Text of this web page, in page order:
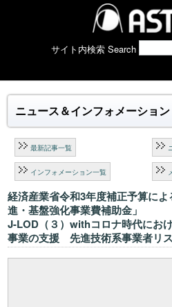
サイト内検索 Search
ニュース＆インフォメーション
最新記事一覧
インフォメーション一覧
経済産業省令和3年度補正予算に
進・基盤強化事業費補助金」
J-LOD（３）withコロナ時代にお
事業の支援 先進技術系事業者リ